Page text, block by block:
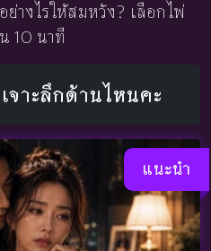
ย่างไรให้สมหวัง? เลือกไพ่
10 นาที
จาะลึกด้านไหนคะ
แนะนำ